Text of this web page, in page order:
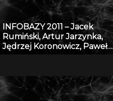
INFOBAZY 2011 – Jacek
Rumiński, Artur Jarzynka,
Jędrzej Koronowicz, Paweł